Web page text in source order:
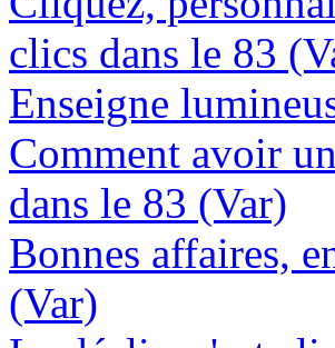
clics dans le 83
Enseigne
Comment avoir
dans le 83 (Var)
Bonnes affaires,
(Var)